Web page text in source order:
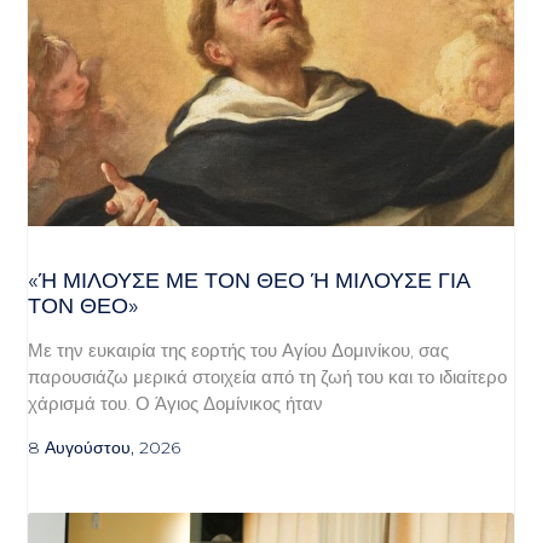
«Ή ΜΙΛΟΎΣΕ ΜΕ ΤΟΝ ΘΕΌ Ή ΜΙΛΟΎΣΕ ΓΙΑ ΤΟ
Ν ΘΕΌ»
Με την ευκαιρία της εορτής του Αγίου Δομινίκου, σας
παρουσιάζω μερικά στοιχεία από τη ζωή του και το ιδιαίτερο
χάρισμά του. Ο Άγιος Δομίνικος ήταν
8 Αυγούστου, 2026